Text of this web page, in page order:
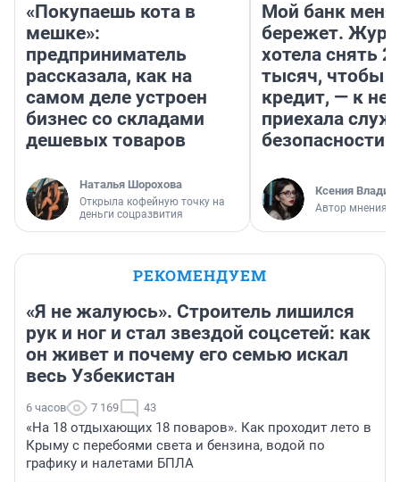
«Покупаешь кота в
мешке»:
предприниматель
рассказала, как на
самом деле устроен
бизнес со складами
дешевых товаров
Наталья Шорохова
Открыла кофейную точку на
деньги соцразвития
Мой банк меня
бережет.
хотела снять
тысяч, чтобы
кредит, — к
приехала
безопасности
Ксения
Автор мнения
РЕКОМЕНДУЕМ
«Я не жалуюсь». Строитель лишился
рук и ног и стал звездой соцсетей: как
он живет и почему его семью искал
весь Узбекистан
6 часов 7 169 43
«На 18 отдыхающих 18 поваров». Как проходит лето в
Крыму с перебоями света и бензина, водой по
графику и налетами БПЛА